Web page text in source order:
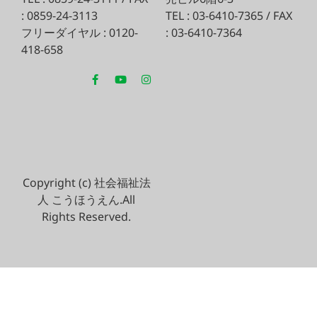
: 0859-24-3113
フリーダイヤル : 0120-
418-658
TEL : 03-6410-7365 / FAX
: 03-6410-7364
Copyright (c) 社会福祉法
人 こうほうえん.All
Rights Reserved.